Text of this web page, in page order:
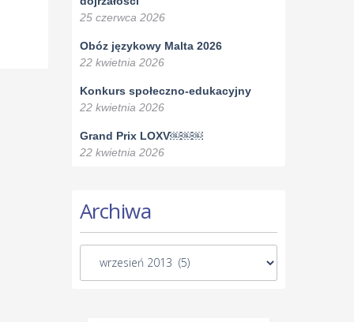
25 czerwca 2026
Obóz językowy Malta 2026
22 kwietnia 2026
Konkurs społeczno-edukacyjny
22 kwietnia 2026
Grand Prix LOXV￼￼￼
22 kwietnia 2026
Archiwa